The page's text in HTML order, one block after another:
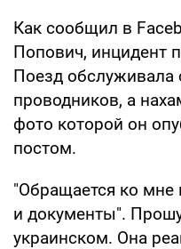
Как сообщил в
Попович, инцидент
Поезд обслуживала
проводников, а
фото которой он
постом.
"Обращается ко мне
и документы".
украинском. Она